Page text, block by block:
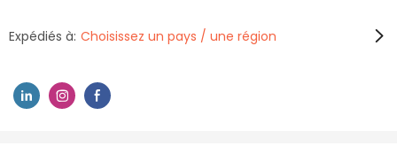
Expédiés à: Choisissez un pays / une région